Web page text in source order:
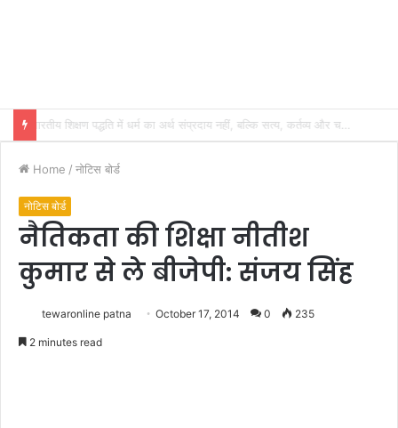
Home / नोटिस बोर्ड
नोटिस बोर्ड
नैतिकता की शिक्षा नीतीश
कुमार से ले बीजेपी: संजय सिंह
tewaronline patna October 17, 2014 0 235
2 minutes read